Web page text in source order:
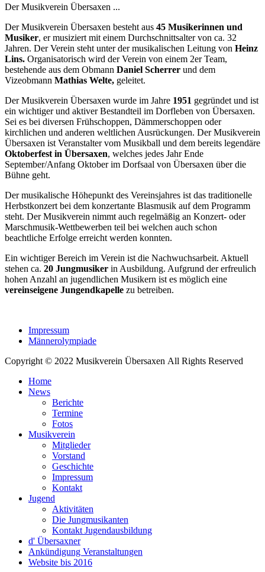
Der Musikverein Übersaxen ...
Der Musikverein Übersaxen besteht aus 45 Musikerinnen und
Musiker, er musiziert mit einem Durchschnittsalter von ca. 32
Jahren. Der Verein steht unter der musikalischen Leitung von Heinz
Lins. Organisatorisch wird der Verein von einem 2er Team,
bestehende aus dem Obmann Daniel Scherrer und dem
Vizeobmann Mathias Welte, geleitet.
Der Musikverein Übersaxen wurde im Jahre 1951 gegründet und ist
ein wichtiger und aktiver Bestandteil im Dorfleben von Übersaxen.
Sei es bei diversen Frühschoppen, Dämmerschoppen oder
kirchlichen und anderen weltlichen Ausrückungen. Der Musikverein
Übersaxen ist Veranstalter vom Musikball und dem bereits legendäre
Oktoberfest in Übersaxen, welches jedes Jahr Ende
September/Anfang Oktober im Dorfsaal von Übersaxen über die
Bühne geht.
Der musikalische Höhepunkt des Vereinsjahres ist das traditionelle
Herbstkonzert bei dem konzertante Blasmusik auf dem Programm
steht. Der Musikverein nimmt auch regelmäßig an Konzert- oder
Marschmusik-Wettbewerben teil bei welchen auch schon
beachtliche Erfolge erreicht werden konnten.
Ein wichtiger Bereich im Verein ist die Nachwuchsarbeit. Aktuell
stehen ca. 20 Jungmusiker in Ausbildung. Aufgrund der erfreulich
hohen Anzahl an jugendlichen Musikern ist es möglich eine
vereinseigene Jungendkapelle zu betreiben.
Impressum
Männerolympiade
Copyright © 2022 Musikverein Übersaxen All Rights Reserved
Home
News
Berichte
Termine
Fotos
Musikverein
Mitglieder
Vorstand
Geschichte
Impressum
Kontakt
Jugend
Aktivitäten
Die Jungmusikanten
Kontakt Jugendausbildung
d' Übersaxner
Ankündigung Veranstaltungen
Website bis 2016